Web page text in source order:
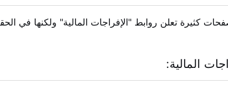
كثيرة تعلن روابط "الإفراجات المالية" ولكنها في
المالية: